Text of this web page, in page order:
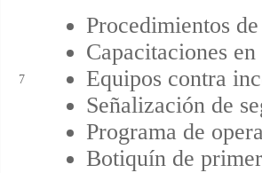
7
Procedimientos
Capacitaciones
Equipos contra
Señalización de
Programa de
Botiquín de